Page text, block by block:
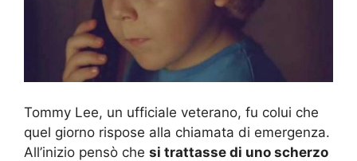
Tommy Lee, un ufficiale veterano, fu colui che
quel giorno rispose alla chiamata di emergenza.
All’inizio pensò che si trattasse di uno scherzo